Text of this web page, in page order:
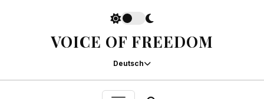
VOICE OF FREEDOM
Deutsch